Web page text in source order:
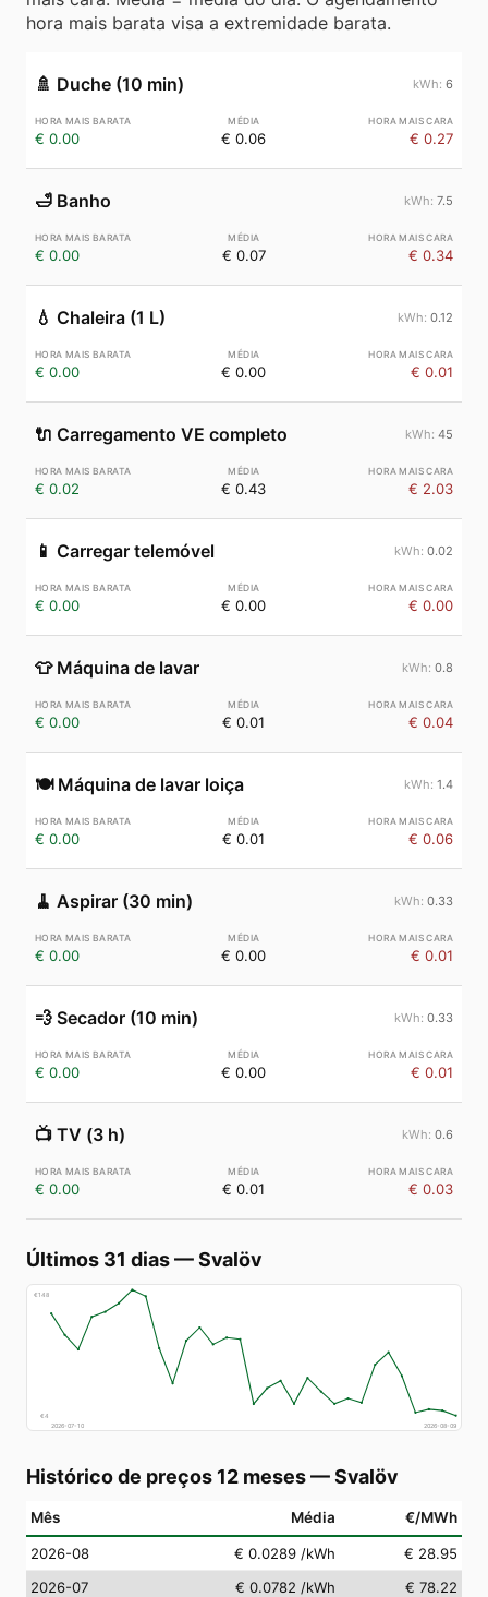
hora mais barata visa a extremidade barata.
🚿 Duche (10 min) 6
€ 0.00 € 0.06 € 0.27
🛁 Banho 7.5
€ 0.00 € 0.07 € 0.34
💧 Chaleira (1 L) 0.12
€ 0.00 € 0.00 € 0.01
🔌 Carregamento VE completo 45
€ 0.02 € 0.43 € 2.03
📱 Carregar telemóvel 0.02
€ 0.00 € 0.00 € 0.00
👕 Máquina de lavar 0.8
€ 0.00 € 0.01 € 0.04
🍽️ Máquina de lavar loiça 1.4
€ 0.00 € 0.01 € 0.06
🧹 Aspirar (30 min) 0.33
€ 0.00 € 0.00 € 0.01
💨 Secador (10 min) 0.33
€ 0.00 € 0.00 € 0.01
📺 TV (3 h) 0.6
€ 0.00 € 0.01 € 0.03
Últimos 31 dias—Svalöv
€148
€4
2026-07-10
2026-08-09
Histórico de preços 12 meses—Svalöv
Mês Média €/MWh
2026-08 € 0.0289 /kWh
€ 28.95
2026-07
€ 0.0782 /kWh
€ 78.22